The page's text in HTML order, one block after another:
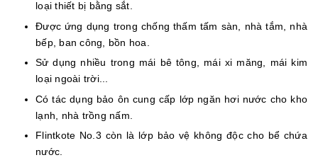
loại thiết bị bằng sắt.
Được ứng dụng trong chống thấm tấm sàn, nhà tắm, nhà
bếp, ban công, bồn hoa.
Sử dụng nhiều trong mái bê tông, mái xi măng, mái kim
loại ngoài trời...
Có tác dụng bảo ôn cung cấp lớp ngăn hơi nước cho kho
lạnh, nhà trồng nấm.
Flintkote No.3 còn là lớp bảo vệ không độc cho bể chứa
nước.